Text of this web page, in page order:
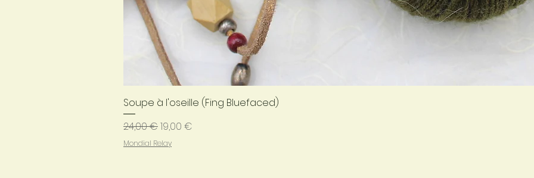
Soupe à l'oseille (Fing Bluefaced)
Prix original
24,00 €Prix promotionnel
19,00 €
Mondial Relay